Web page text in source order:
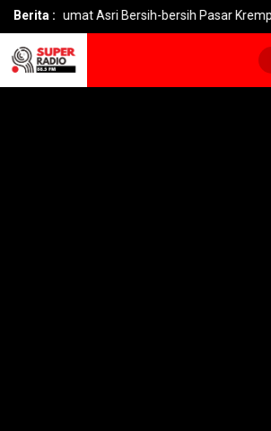
Berita :
Asri Bersih-bersih Pasar Krempyeng Gresik.